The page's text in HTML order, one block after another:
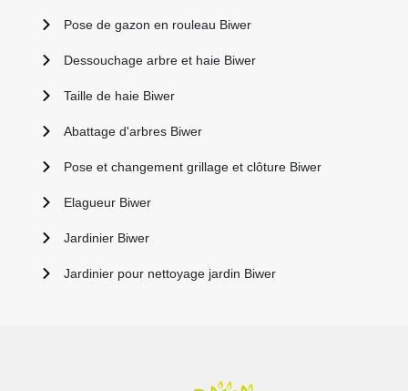
Pose de gazon en rouleau Biwer
Dessouchage arbre et haie Biwer
Taille de haie Biwer
Abattage d'arbres Biwer
Pose et changement grillage et clôture Biwer
Elagueur Biwer
Jardinier Biwer
Jardinier pour nettoyage jardin Biwer